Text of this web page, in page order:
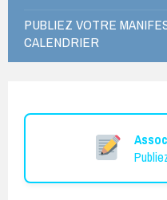
PUBLIEZ VOTRE
CALENDRIER